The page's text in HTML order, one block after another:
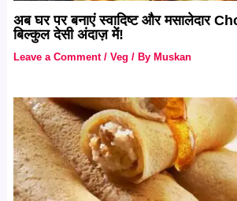
अब घर पर बनाएं स्वादिष्ट और मसालेदार
बिल्कुल देसी अंदाज़ में!
Leave a Comment /Veg / By Muskan